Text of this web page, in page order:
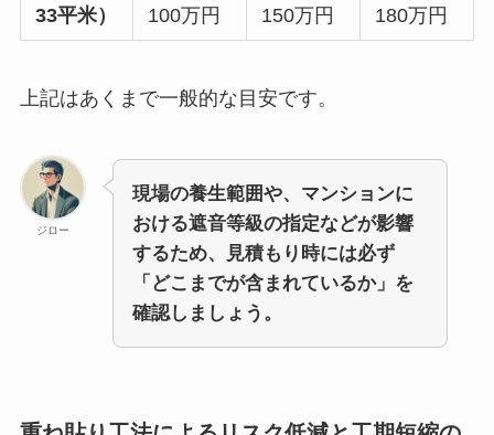
33平米）
100万円
150万円
180万円
上記はあくまで一般的な目安です。
ジロー
現場の養生範囲や、マンションに
おける遮音等級の指定などが影響
するため、見積もり時には必ず
「どこまでが含まれているか」を
確認しましょう。